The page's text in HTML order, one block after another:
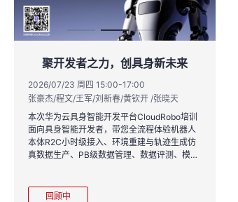
聚开发者之力，创具身新未来
2026/07/23 周四 15:00-17:00
张豪杰/程文/王军/刘新春/黄钦开 /张晓天
本次华为云具身智能开发平台CloudRobo培训
面向具身智能开发者，带您全流程体验机器人
本体R2C小时级接入、环境重建与轨迹生成仿
真数据生产、PB级数据管理、数据评测、模型
回顾中